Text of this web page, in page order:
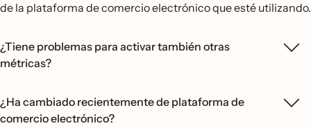
de la plataforma de comercio electrónico que esté utilizando.
¿Tiene problemas para activar también otras
métricas?
¿Ha cambiado recientemente de plataforma de
comercio electrónico?